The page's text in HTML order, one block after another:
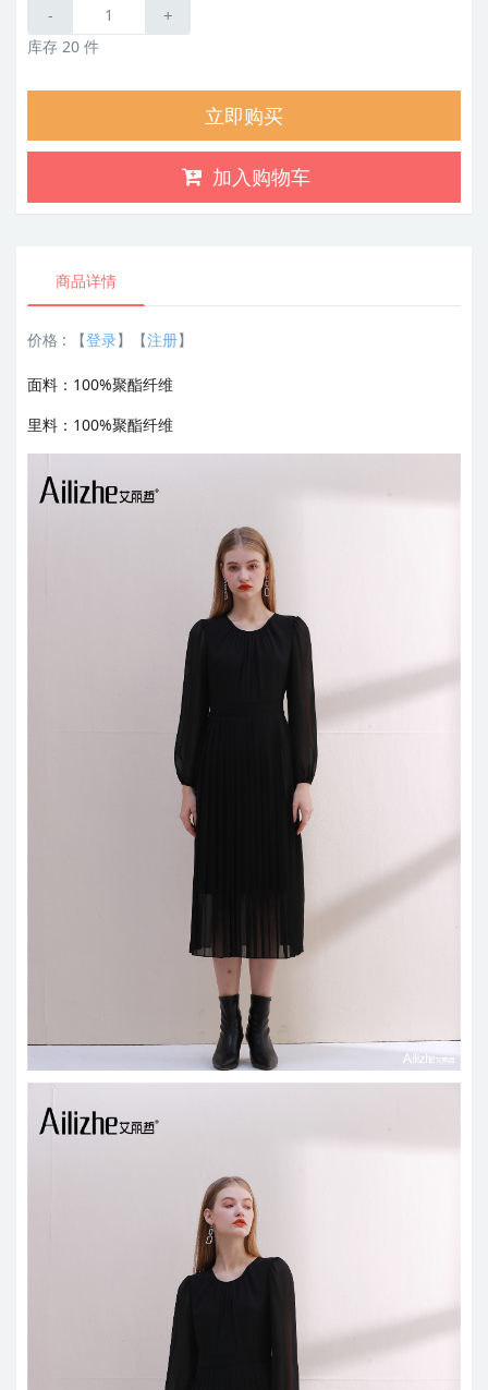
- +
库存 20 件
立即购买
加入购物车
商品详情
价格 : 【登录】【注册】
面料：100%聚酯纤维
里料：100%聚酯纤维